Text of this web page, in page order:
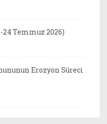
24 Temmuz 2026)
Erozyon Süreci